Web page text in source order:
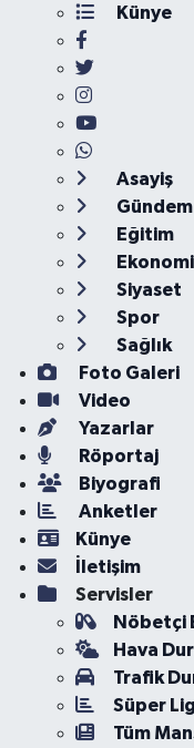
Künye
Asayiş
Gündem
Eğitim
Ekonomi
Siyaset
Spor
Sağlık
Foto Galeri
Video
Yazarlar
Röportaj
Biyografi
Anketler
Künye
İletişim
Servisler
Nöbetçi
Hava
Trafik
Süper
Tüm